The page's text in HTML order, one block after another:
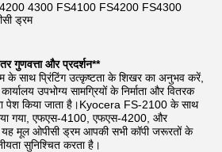
4300 FS4100 FS4200 FS4300
ड्रम
गुणवत्ता और प्रदर्शन**
के साथ प्रिंटिंग उत्कृष्टता के शिखर का अनुभव करें,
उपभोग्य सामग्रियों के निर्माता और वितरक
पेश किया जाता है।Kyocera FS-2100 के साथ
गया, एफएस-4100, एफएस-4200, और
मूल ओपीसी ड्रम आपकी सभी कॉपी जरूरतों के
सुनिश्चित करता है।